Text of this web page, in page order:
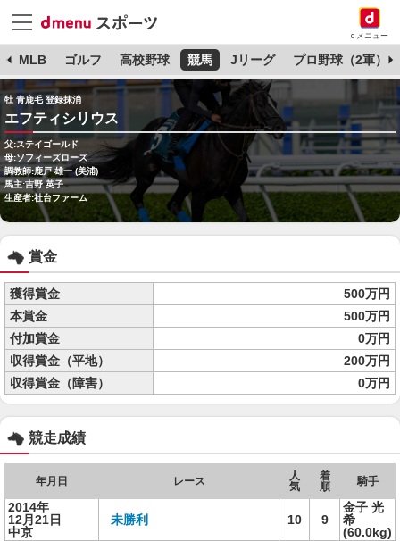
dメニュー
MLB ゴルフ 高校野球 競馬 Jリーグ プロ野球（2軍）
牡 青鹿毛 登録抹消
エフティシリウス
父:ステイゴールド
母:ソフィーズローズ
調教師:鹿戸 雄一 (美浦)
馬主:吉野 英子
生産者:社台ファーム
賞金
獲得賞金
500万円
本賞金
500万円
付加賞金
0万円
収得賞金（平地）
200万円
収得賞金（障害）
0万円
競走成績
年月日 レース
人
気
着
順
騎手
2014年
12月21日
中京
未勝利 10 9
金子 光
希
(60.0kg)